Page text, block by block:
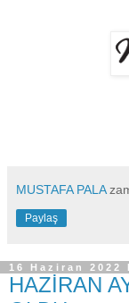
MUSTAFA PALA
Paylaş
16 Haziran 2022
HAZİRAN